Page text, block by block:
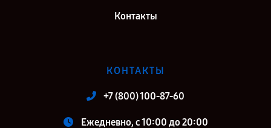
Контакты
КОНТАКТЫ
+7 (800) 100-87-60
Ежедневно, с 10:00 до 20:00